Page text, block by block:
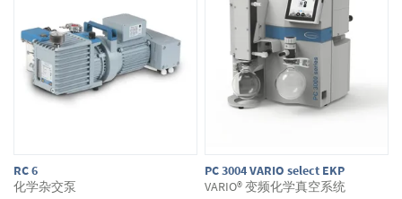
RC 6
化学杂交泵
PC 3004 VARIO select EKP
VARIO® 变频化学真空系统